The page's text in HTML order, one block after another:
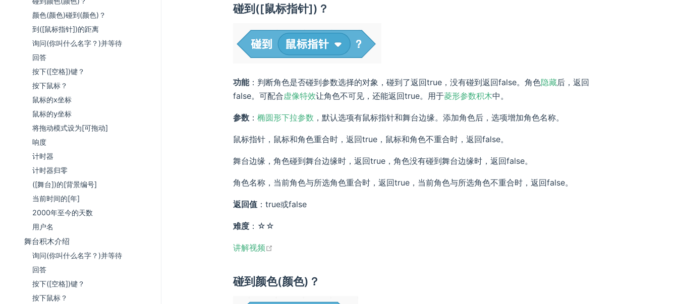
颜色(颜色)碰到(颜色)？
到([鼠标指针])的距离
询问(你叫什么名字？)并等待
回答
按下([空格])键？
按下鼠标？
鼠标的x坐标
鼠标的y坐标
将拖动模式设为[可拖动]
响度
计时器
计时器归零
([舞台])的[背景编号]
当前时间的[年]
2000年至今的天数
用户名
舞台积木介绍
询问(你叫什么名字？)并等待
回答
按下([空格])键？
按下鼠标？
碰到([鼠标指针])？
功能：判断角色是否碰到参数选择的对象，碰到了返回true，没有碰到返回false。角色隐藏后，返回
false。可配合虚像特效让角色不可见，还能返回true。用于菱形参数积木中。
参数 ： 椭圆形下拉参数 ，默认选项有鼠标指针和舞台边缘。添加角色后，选项增加角色名称。
鼠标指针，鼠标和角色重合时，返回true，鼠标和角色不重合时，返回false。
舞台边缘，角色碰到舞台边缘时，返回true，角色没有碰到舞台边缘时，返回false。
角色名称，当前角色与所选角色重合时，返回true，当前角色与所选角色不重合时，返回false。
返回值 ：true或false
难度 ：☆☆
讲解视频
碰到颜色(颜色)？